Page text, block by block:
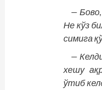
—
Не кўз
симига
—
хешу
ўтиб